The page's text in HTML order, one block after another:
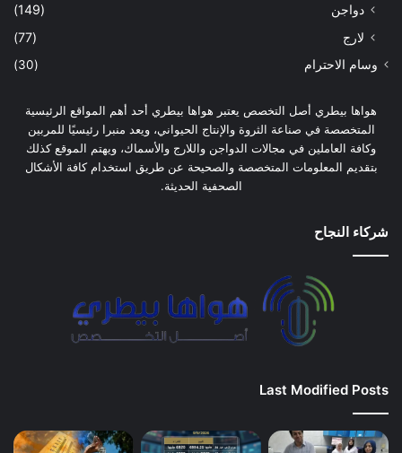
دواجن
(149)
لارج
(77)
وسام الاحترام (30)
هواها بيطري أصل التخصص يعتبر هواها بيطري أحد أهم المواقع الرئيسية
المتخصصة في صناعة الثروة والإنتاج الحيواني، ويعد منبرا رئيسيًا للمربين
وكافة العاملين في مجالات الدواجن واللارج والأسماك، ويهتم الموقع كذلك
بتقديم المعلومات المتخصصة والصحيحة عن طريق استخدام كافة الأشكال
الصحفية الحديثة.
شركاء النجاح
Last Modified Posts